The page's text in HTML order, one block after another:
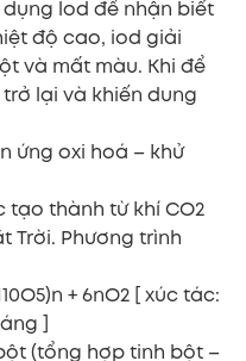
lod để nhận biết
độ cao, iod giải
và mất màu. Khi để
lại và khiến dung
ứng oxi hoá – khử
thành từ khí CO2
Trời. Phương trình
+ 6nO2 [ xúc tác:
]
(tổng hợp tinh bột –